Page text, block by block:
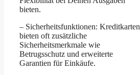
bieten.
– Sicherheitsfunktionen: Kreditkarten
bieten oft zusätzliche
Sicherheitsmerkmale wie
Betrugsschutz und erweiterte
Garantien für Einkäufe.